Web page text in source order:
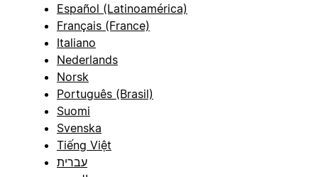
Español (Latinoamérica)
Français (France)
Italiano
Nederlands
Norsk
Português (Brasil)
Suomi
Svenska
Tiếng Việt
עברית